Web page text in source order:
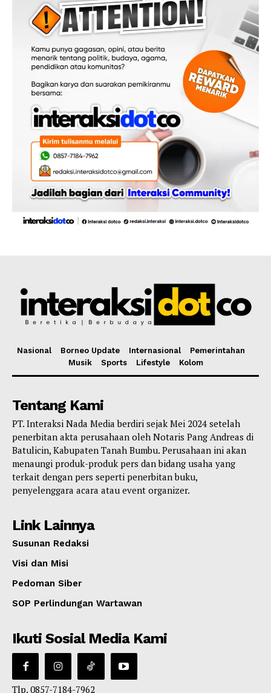
Nasional Borneo Update Internasional
Pemerintahan
Musik
Sports Lifestyle Kolom
Tentang Kami
PT. Interaksi Nada Media berdiri sejak Mei 2024 setelah
penerbitan akta perusahaan oleh Notaris Pang Andreas di
Batulicin, Kabupaten Tanah Bumbu. Perusahaan ini akan
menaungi produk-produk pers dan bidang usaha yang
terkait dengan pers seperti penerbitan buku,
penyelenggara acara atau event organizer.
Link Lainnya
Susunan Redaksi
Visi dan Misi
Pedoman Siber
SOP Perlindungan Wartawan
Ikuti Sosial Media Kami
Tlp. 0857-7184-7962